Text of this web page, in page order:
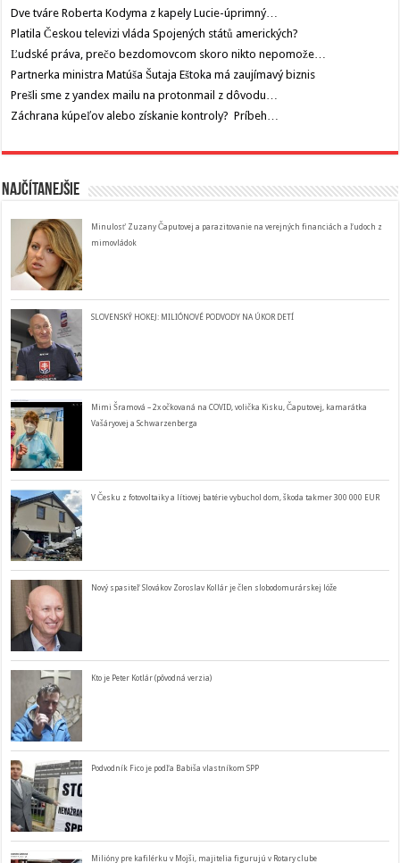
Dve tváre Roberta Kodyma z kapely Lucie-úprimný…
Platila Českou televizi vláda Spojených států amerických?
Ľudské práva, prečo bezdomovcom skoro nikto nepomože…
Partnerka ministra Matúša Šutaja Eštoka má zaujímavý biznis
Prešli sme z yandex mailu na protonmail z dôvodu…
Záchrana kúpeľov alebo získanie kontroly? Príbeh…
Najčítanejšie
Minulosť Zuzany Čaputovej a parazitovanie na verejných financiách a ľudoch z
mimovládok
SLOVENSKÝ HOKEJ: MILIÓNOVÉ PODVODY NA ÚKOR DETÍ
Mimi Šramová – 2x očkovaná na COVID, volička Kisku, Čaputovej, kamarátka
Vašáryovej a Schwarzenberga
V Česku z fotovoltaiky a lítiovej batérie vybuchol dom, škoda takmer 300 000 EUR
Nový spasiteľ Slovákov Zoroslav Kollár je člen slobodomurárskej lóže
Kto je Peter Kotlár (pôvodná verzia)
Podvodník Fico je podľa Babiša vlastníkom SPP
Milióny pre kafilérku v Mojši, majitelia figurujú v Rotary clube